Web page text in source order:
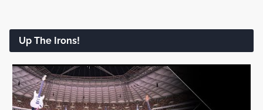
Up The Irons!